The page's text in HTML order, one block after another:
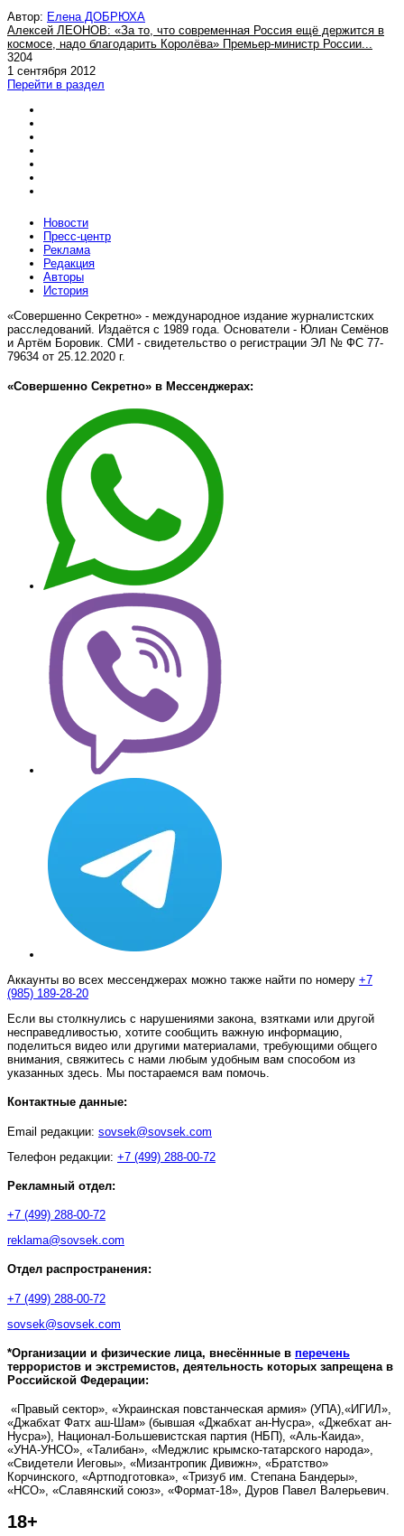
Автор: Елена ДОБРЮХА
Алексей ЛЕОНОВ: «За то, что современная Россия ещё держится в
космосе, надо благодарить Королёва» Премьер-министр России...
3204
1 сентября 2012
Перейти в раздел
Новости
Пресс-центр
Реклама
Редакция
Авторы
История
«Совершенно Секретно» - международное издание журналистских
расследований. Издаётся с 1989 года. Основатели - Юлиан Семёнов
и Артём Боровик. CМИ - свидетельство о регистрации ЭЛ № ФС 77-
79634 от 25.12.2020 г.
«Совершенно Секретно» в Мессенджерах:
Аккаунты во всех мессенджерах можно также найти по номеру +7
(985) 189-28-20
Если вы столкнулись с нарушениями закона, взятками или другой
несправедливостью, хотите сообщить важную информацию,
поделиться видео или другими материалами, требующими общего
внимания, свяжитесь с нами любым удобным вам способом из
указанных здесь. Мы постараемся вам помочь.
Контактные данные:
Email редакции: sovsek@sovsek.com
Телефон редакции: +7 (499) 288-00-72
Рекламный отдел:
+7 (499) 288-00-72
reklama@sovsek.com
Отдел распространения:
+7 (499) 288-00-72
sovsek@sovsek.com
*Организации и физические лица, внесённные в перечень
террористов и экстремистов, деятельность которых запрещена в
Российской Федерации:
«Правый сектор», «Украинская повстанческая армия» (УПА),«ИГИЛ»,
«Джабхат Фатх аш-Шам» (бывшая «Джабхат ан-Нусра», «Джебхат ан-
Нусра»), Национал-Большевистская партия (НБП), «Аль-Каида»,
«УНА-УНСО», «Талибан», «Меджлис крымско-татарского народа»,
«Свидетели Иеговы», «Мизантропик Дивижн», «Братство»
Корчинского, «Артподготовка», «Тризуб им. Степана Бандеры»,
«НСО», «Славянский союз», «Формат-18», Дуров Павел Валерьевич.
18+